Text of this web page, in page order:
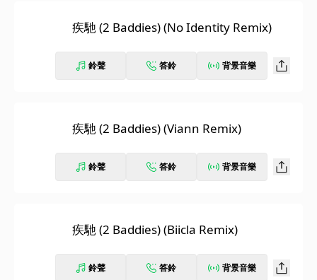
疾馳 (2 Baddies) (No Identity Remix)
鈴聲 答鈴 背景音樂
疾馳 (2 Baddies) (Viann Remix)
鈴聲 答鈴 背景音樂
疾馳 (2 Baddies) (Biicla Remix)
鈴聲 答鈴 背景音樂